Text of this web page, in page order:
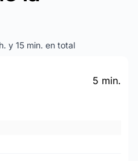
y 15 min. en total
5 min.